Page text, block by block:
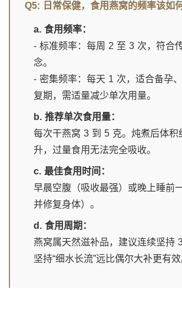
Q5: 日常保健，食用燕窝的频率该如
a. 食用频率：
- 标准频率：每周 2 至 3 次，符合
念。
- 密集频率：每天 1 次，适合备孕
复期，需适量减少单次用量。
b. 推荐单次食用量：
每次干燕窝 3 到 5 克。炖煮后体积
升，过量食用无法完全吸收。
c. 最佳食用时间：
早晨空腹（吸收最强）或晚上睡前
并修复身体）。
d. 食用周期：
燕窝属天然滋补品，建议连续坚持
坚持“细水长流”远比偶尔大补更有效